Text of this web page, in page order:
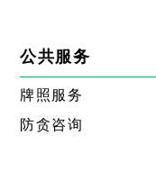
公共服务
牌照服务
防贪咨询